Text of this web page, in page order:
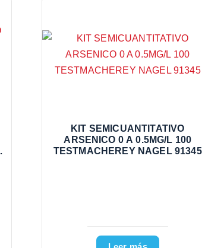
KIT SEMICUANTITATIVO
ARSENICO 0 A 0.5MG/L 100
TESTMACHEREY NAGEL 91345